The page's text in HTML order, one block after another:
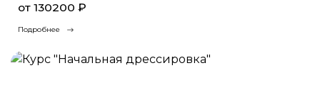
от 130200 ₽
Подробнее